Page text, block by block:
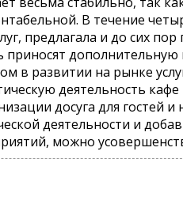
В течение
предлагала и до сих
в развитии на рынке
деятельность
досуга для гостей
деятельности и
можно